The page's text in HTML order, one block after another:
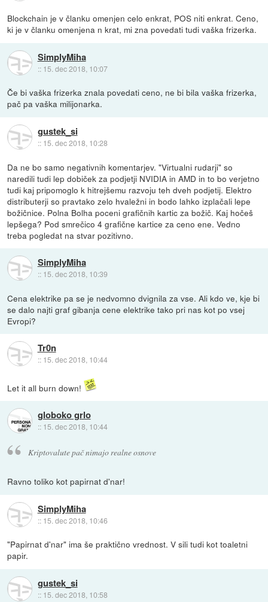
Blockchain je v članku omenjen celo enkrat, POS niti enkrat. Ceno,
ki je v članku omenjena n krat, mi zna povedati tudi vaška frizerka.
SimplyMiha
:: 15. dec 2018, 10:07
Če bi vaška frizerka znala povedati ceno, ne bi bila vaška frizerka,
pač pa vaška milijonarka.
gustek_si
:: 15. dec 2018, 10:28
Da ne bo samo negativnih komentarjev. "Virtualni rudarji" so
naredili tudi lep dobiček za podjetji NVIDIA in AMD in to bo verjetno
tudi kaj pripomoglo k hitrejšemu razvoju teh dveh podjetij. Elektro
distributerji so pravtako zelo hvaležni in bodo lahko izplačali lepe
božičnice. Polna Bolha poceni grafičnih kartic za božič. Kaj hočeš
lepšega? Pod smrečico 4 grafične kartice za ceno ene. Vedno
treba pogledat na stvar pozitivno.
SimplyMiha
:: 15. dec 2018, 10:39
Cena elektrike pa se je nedvomno dvignila za vse. Ali kdo ve, kje bi
se dalo najti graf gibanja cene elektrike tako pri nas kot po vsej
Evropi?
Tr0n
:: 15. dec 2018, 10:44
Let it all burn down!
globoko grlo
:: 15. dec 2018, 10:44
Kriptovalute pač nimajo realne osnove
Ravno toliko kot papirnat d'nar!
SimplyMiha
:: 15. dec 2018, 10:46
"Papirnat d'nar" ima še praktično vrednost. V sili tudi kot toaletni
papir.
gustek_si
:: 15. dec 2018, 10:58